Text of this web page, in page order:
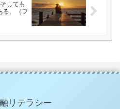
しても
る。（フ
リテラシー